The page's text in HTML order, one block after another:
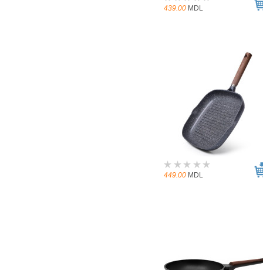
439.00 MDL
449.00 MDL